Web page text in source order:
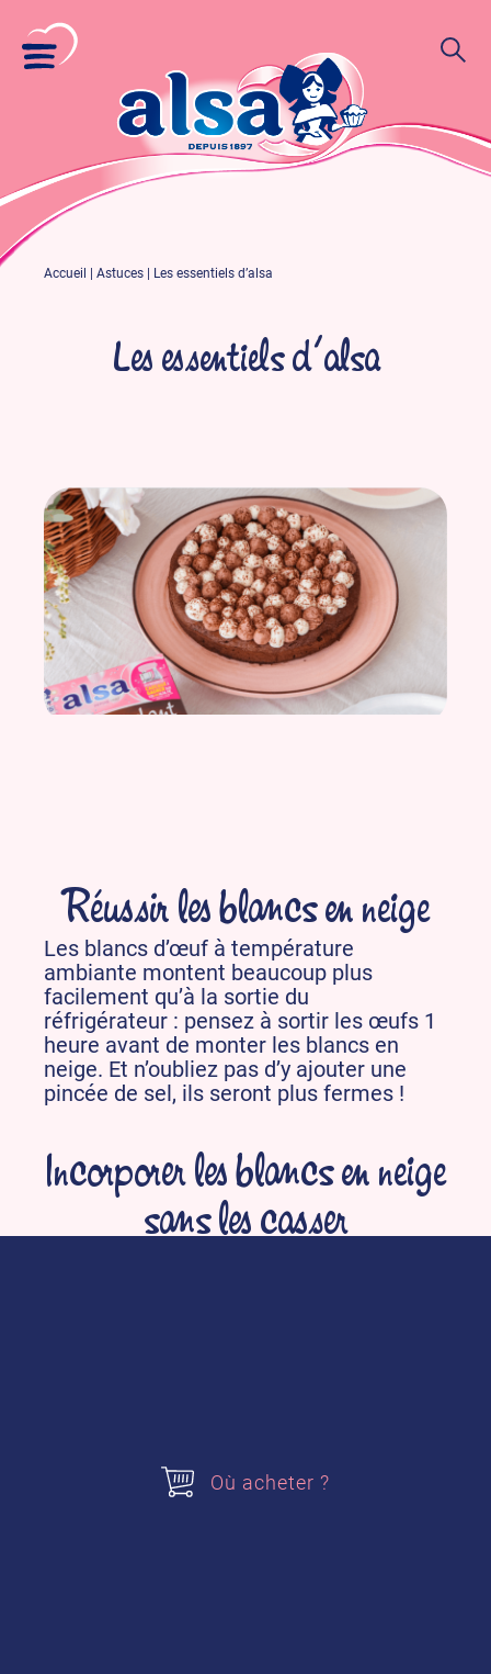
Accueil Astuces Les essentiels d’alsa
Les essentiels d’alsa
Réussir les blancs en neige
Les blancs d’œuf à température
ambiante montent beaucoup plus
facilement qu’à la sortie du
réfrigérateur : pensez à sortir les œufs 1
heure avant de monter les blancs en
neige. Et n’oubliez pas d’y ajouter une
pincée de sel, ils seront plus fermes !
Incorporer les blancs en neige
sans les casser
Savoir faire fondre le
Où acheter ?